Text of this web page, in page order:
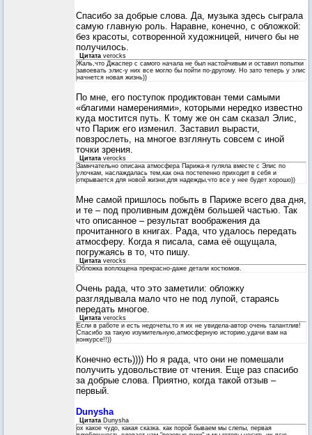
Спасибо за добрые слова. Да, музыка здесь сыграла
самую главную роль. Наравне, конечно, с обложкой:
без красоты, сотворенной художницей, ничего бы не
получилось.
Цитата verocks
Жаль,что Джаспер с самого начала не был настойчивым и оставил попытки
завоевать элис-у них все могло бы пойти по-другому. Но зато теперь у элис
начнется новая жизнь))
По мне, его поступок продиктован теми самыми
«благими намерениями», которыми нередко известно
куда мостится путь. К тому же он сам сказал Элис,
что Париж его изменил. Заставил вырасти,
повзрослеть, на многое взглянуть совсем с иной
точки зрения.
Цитата verocks
Замнчательно описана атмосфера Парижа-я гуляла вместе с Элис по
улочкам, наслаждалась тем,как она постепенно приходит в себя и
открывается для новой жизни,для надежды,что все у нее будет хорошо))
Мне самой пришлось побыть в Париже всего два дня,
и те – под проливным дождём большей частью. Так
что описанное – результат воображения да
прочитанного в книгах. Рада, что удалось передать
атмосферу. Когда я писала, сама её ощущала,
погружаясь в то, что пишу.
Цитата verocks
Обложка воплощена прекрасно-даже детали костюмов.
Очень рада, что это заметили: обложку
разглядывала мало что не под лупой, стараясь
передать многое.
Цитата verocks
Если в работе и есть недочеты,то я их не увидела-автор очень талантлив!
Спасибо за такую изумительную,атмосферную историю,удачи вам на
конкурсе!!))
Конечно есть)))) Но я рада, что они не помешали
получить удовольствие от чтения. Еще раз спасибо
за добрые слова. Приятно, когда такой отзыв –
первый.
Dunysha
Цитата Dunysha
ох какое чудо, какая сказка. как порой бываем мы слепы, первая